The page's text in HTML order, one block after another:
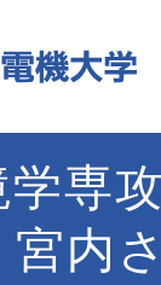
専
宮内